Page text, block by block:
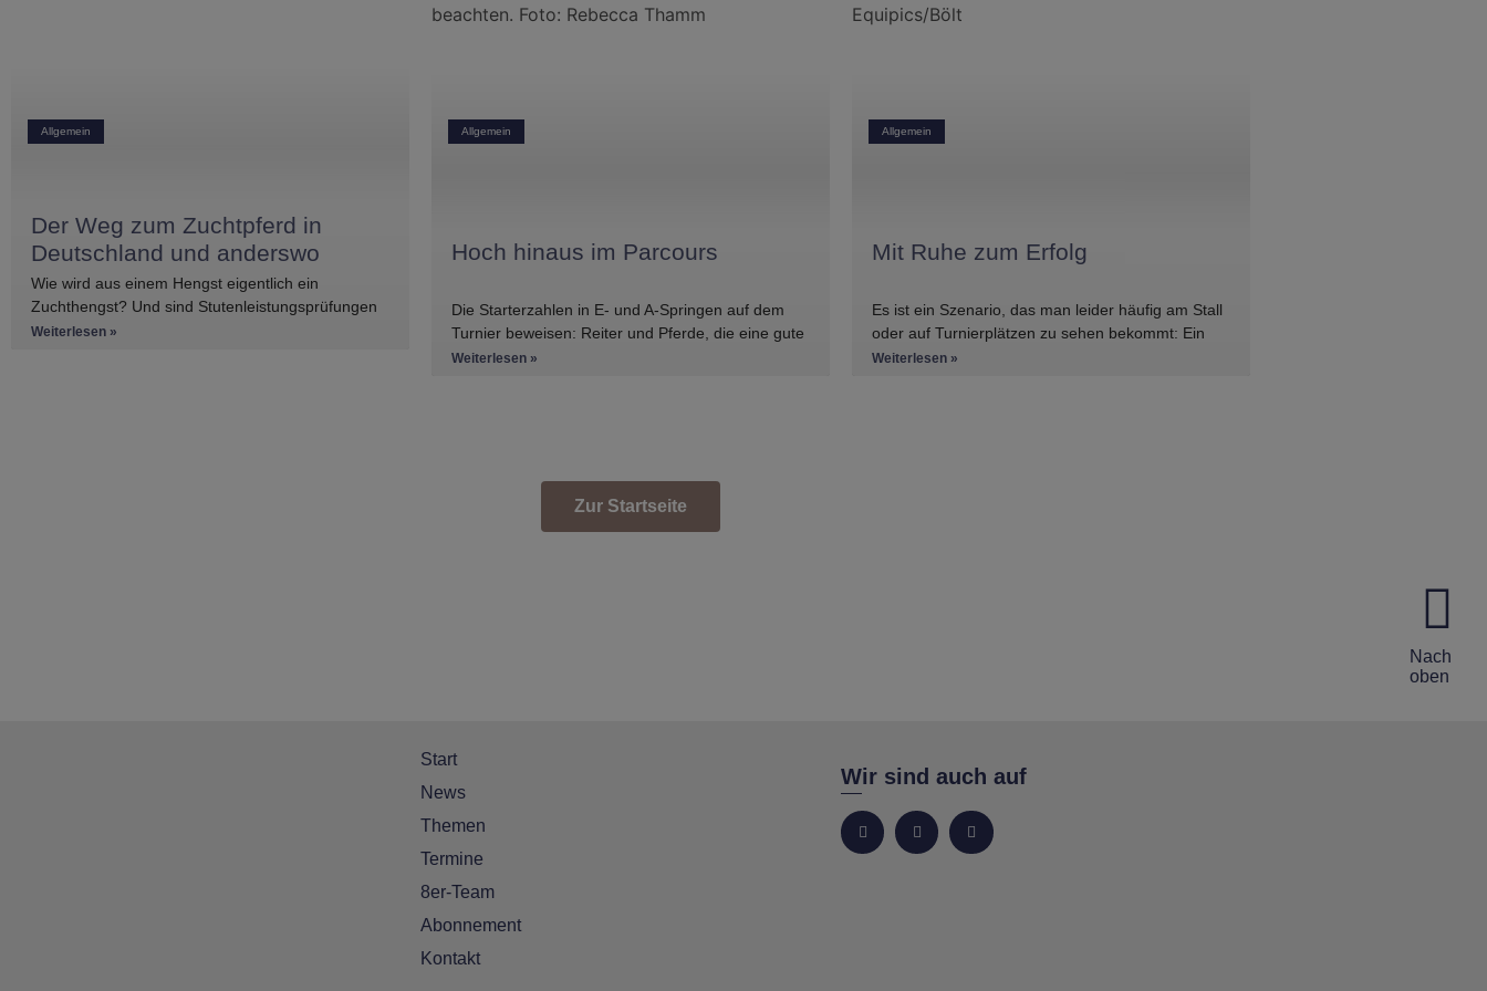
Allgemein
Der Weg zum Zuchtpferd in
Deutschland und anderswo
Wie wird aus einem Hengst eigentlich ein
Zuchthengst? Und sind Stutenleistungsprüfungen
ein Muss oder ein Kann? Einblicke in die
Weiterlesen »
Allgemein
Hoch hinaus im Parcours
Die Starterzahlen in E- und A-Springen auf dem
Turnier beweisen: Reiter und Pferde, die eine gute
Basis im Springen haben, gibt es
Weiterlesen »
Allgemein
Mit Ruhe zum Erfolg
Es ist ein Szenario, das man leider häufig am Stall
oder auf Turnierplätzen zu sehen bekommt: Ein
Pferd weigert sich, in den Anhänger zu
Weiterlesen »
Zur Startseite
Nach
oben
Start
News
Themen
Termine
8er-Team
Abonnement
Kontakt
Wir sind auch auf